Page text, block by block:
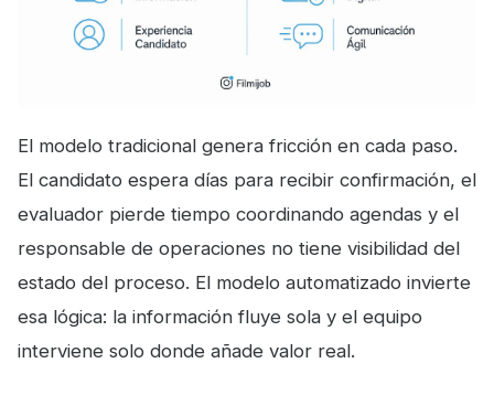
El modelo tradicional genera fricción en cada paso.
El candidato espera días para recibir confirmación, el
evaluador pierde tiempo coordinando agendas y el
responsable de operaciones no tiene visibilidad del
estado del proceso. El modelo automatizado invierte
esa lógica: la información fluye sola y el equipo
interviene solo donde añade valor real.